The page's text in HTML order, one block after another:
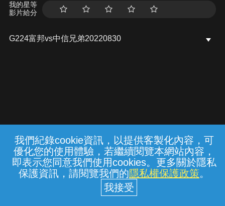
我們紀錄cookie資訊，以提供客製化內容，可
優化您的使用體驗，若繼續閱覽本網站內容，
即表示您同意我們使用cookies。更多關於隱私
保護資訊，請閱覽我們的隱私權保護政策。
我的星等
影片給分
G224富邦vs中信兄弟20220830
常見問題 線上客服 服務條款 隱私權保護
中華電信股份有限公司個人家庭分公司
(統一編號：96979949) © 2026
{{notifyMsg}}